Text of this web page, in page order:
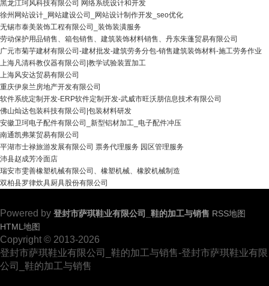
黑龙江珂风科技有限公司 网络系统设计和开发
徐州网站设计_网站建设公司_网站设计制作开发_seo优化
无锡市泰美装饰工程有限公司_装饰装潢服务
劳动保护用品销售、箱包销售、建筑装饰材料销售、丹东朱蓬贸易有限公司
广元市菊芋建材有限公司-建材批发-建筑劳务分包-销售建筑装饰材料-施工劳务作业
上海凡清科教仪器有限公司|教学试验装置加工
上海风安达贸易有限公司
重庆伊泉兰房地产开发有限公司
软件系统定制开发-ERP软件定制开发-武威市旺沃朋信息技术有限公司
佛山灿达包装科技有限公司|包装材料研发
安徽卫珂电子配件有限公司_新型铝材加工_电子配件冲压
南通凯弗莱贸易有限公司
平湖市士禄旅游发展有限公司 票务代理服务 园区管理服务
沛县赵成芳冷面店
瑞安市雯善橡塑机械有限公司、橡塑机械、橡胶机械制造
双柏县罗律炊具厨具股份有限公司
Powered by 登封市萨琪鞋业有限公司_鞋的加工与销售 RSS地图
HTML地图
Copyright © 2013-2026
登封市萨琪鞋业有限公司_鞋的加工与销售-登封市萨琪鞋业有限
公司_鞋的加工与销售